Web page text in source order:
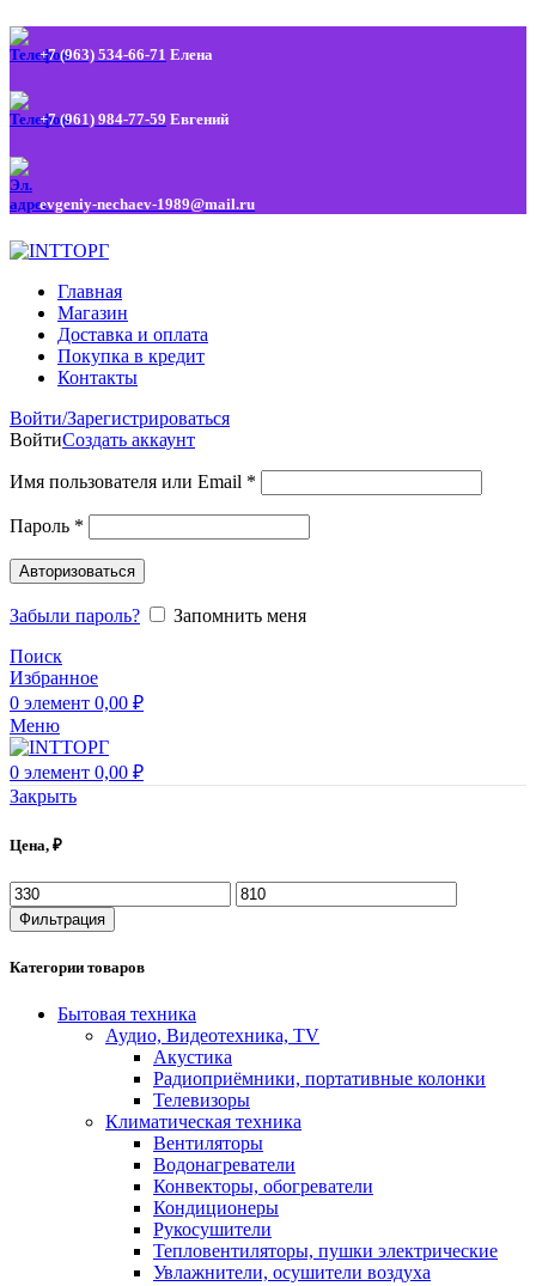
+7 (963) 534-66-71 Елена
+7 (961) 984-77-59 Евгений
evgeniy-nechaev-1989@mail.ru
Главная
Магазин
Доставка и оплата
Покупка в кредит
Контакты
Войти/Зарегистрироваться
ВойтиСоздать аккаунт
Имя пользователя или Email *
Пароль *
Авторизоваться
Забыли пароль?
Запомнить меня
Поиск
Избранное
0 элемент 0,00 ₽
Меню
0 элемент 0,00 ₽
Закрыть
Цена, ₽
Фильтрация
Категории товаров
Бытовая техника
Аудио, Видеотехника, TV
Акустика
Радиоприёмники, портативные колонки
Телевизоры
Климатическая техника
Вентиляторы
Водонагреватели
Конвекторы, обогреватели
Кондиционеры
Рукосушители
Тепловентиляторы, пушки электрические
Увлажнители, осушители воздуха